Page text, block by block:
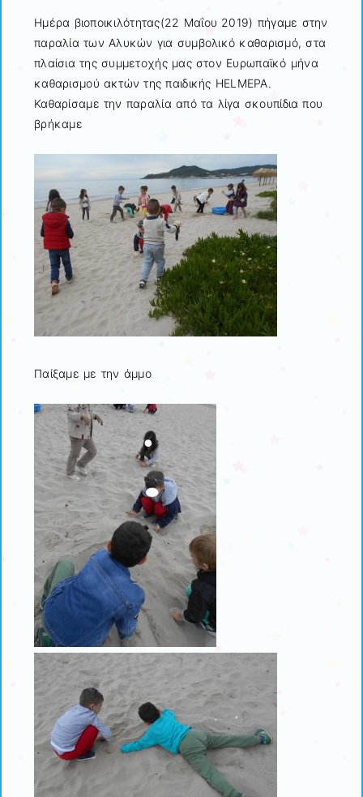
Ημέρα βιοποικιλότητας(22 Μαΐου 2019) πήγαμε στην
παραλία των Αλυκών για συμβολικό καθαρισμό, στα
πλαίσια της συμμετοχής μας στον Ευρωπαϊκό μήνα
καθαρισμού ακτών της παιδικής HELMEPA.
Καθαρίσαμε την παραλία από τα λίγα σκουπίδια που
βρήκαμε
Παίξαμε με την άμμο